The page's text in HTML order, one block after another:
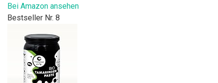
Bei Amazon ansehen
Bestseller Nr. 8